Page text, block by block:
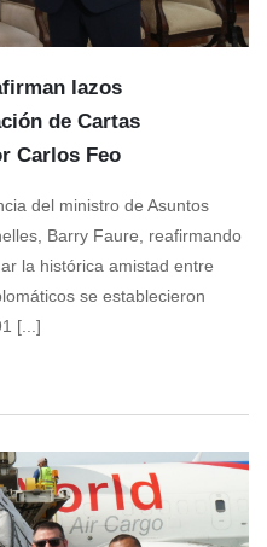
lazos
de Cartas
Carlos Feo
del ministro de Asuntos
Barry Faure, reafirmando
la histórica amistad entre
se establecieron
[...]